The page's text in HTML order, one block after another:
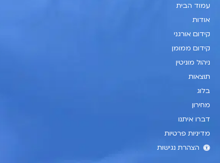
עמוד הבית
אודות
קידום אורגני
קידום ממומן
ניהול מוניטין
תוצאות
בלוג
מחירון
דברו איתנו
מדיניות פרטיות
הצהרת נגישות